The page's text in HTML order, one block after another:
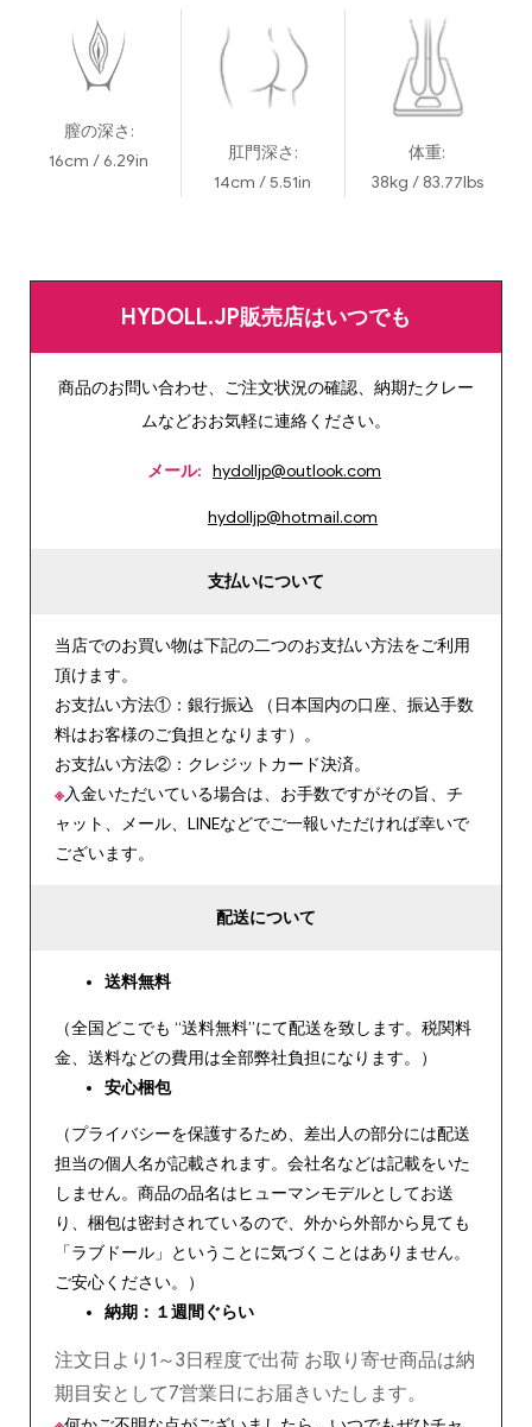
膣の深さ:
16cm / 6.29in
肛門深さ:
14cm / 5.51in
体重:
38kg / 83.77lbs
HYDOLL.JP販売店はいつでも
商品のお問い合わせ、ご注文状況の確認、納期たクレー
ムなどおお気軽に連絡ください。
メール: hydolljp@outlook.com
hydolljp@hotmail.com
支払いについて
当店でのお買い物は下記の二つのお支払い方法をご利用
頂けます。
お支払い方法①：銀行振込 （日本国内の口座、振込手数
料はお客様のご負担となります）。
お支払い方法②：クレジットカード決済。
※入金いただいている場合は、お手数ですがその旨、チ
ャット、メール、LINEなどでご一報いただければ幸いで
ございます。
配送について
送料無料
（全国どこでも “送料無料”にて配送を致します。税関料
金、送料などの費用は全部弊社負担になります。）
安心梱包
（プライバシーを保護するため、差出人の部分には配送
担当の個人名が記載されます。会社名などは記載をいた
しません。商品の品名はヒューマンモデルとしてお送
り、梱包は密封されているので、外から外部から見ても
「ラブドール」ということに気づくことはありません。
ご安心ください。）
納期：１週間ぐらい
注文日より1～3日程度で出荷 お取り寄せ商品は納
期目安として7営業日にお届きいたします。